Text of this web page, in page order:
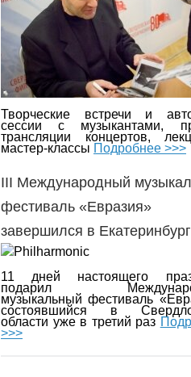
Творческие встречи и
сессии с музыкантами,
трансляции концертов,
мастер-классы Подробнее >>>
III Международный
фестиваль «Евразия»
завершился в
11 дней настоящего
подарил
музыкальный фестиваль
состоявшийся в
области уже в третий раз
>>>